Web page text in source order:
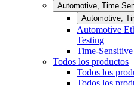
Automotive, Time
Automotive,
Automotive
Testing
Time-
Todos los productos
Todos los